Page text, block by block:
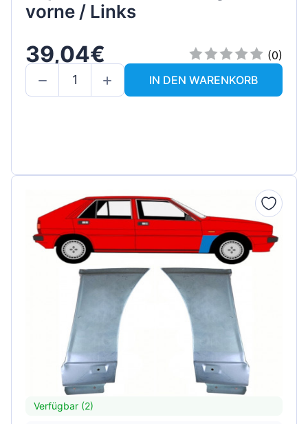
vorne / Links
39,04€
(0)
IN DEN WARENKORB
Verfügbar (2)